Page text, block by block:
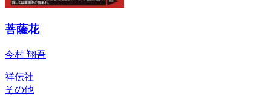
菩薩花
今村 翔吾
祥伝社
その他